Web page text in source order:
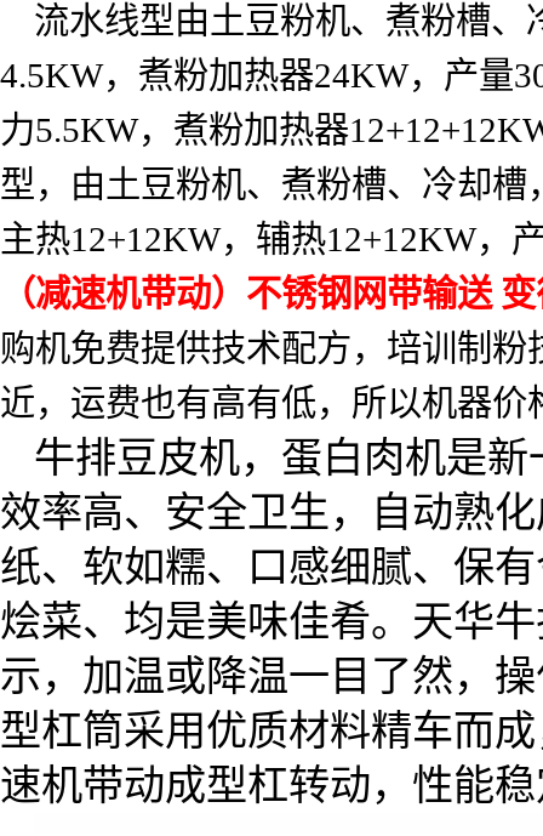
流水线型由土豆粉机、煮粉槽
4.5KW，煮粉加热器24KW，产量
力5.5KW，煮粉加热器
型，由土豆粉机、煮粉槽、冷却
主热12+12KW，辅热12+12KW，
（减速机带动）不锈钢网带输送
购机免费提供技术配方，培训制
近，运费也有高有低，所以机器价
牛排豆皮机，蛋白肉机是
效率高、安全卫生，自动熟
纸、软如糯、口感细腻、保
烩菜、均是美味佳肴。天华
示，加温或降温一目了然，
型杠筒采用优质材料精车而
速机带动成型杠转动，性能